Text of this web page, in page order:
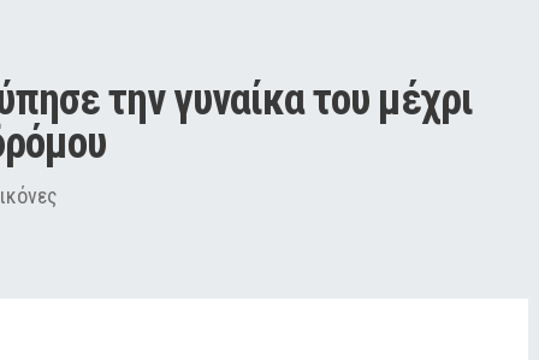
την γυναίκα του μέχρι